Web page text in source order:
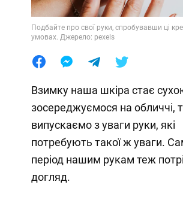
Подбайте про свої руки, спробувавши ці
умовах. Джерело: pexels
Взимку наша шкіра стає
зосереджуємося на обличчі,
випускаємо з уваги руки, які
потребують такої ж уваги.
період нашим рукам теж
догляд.